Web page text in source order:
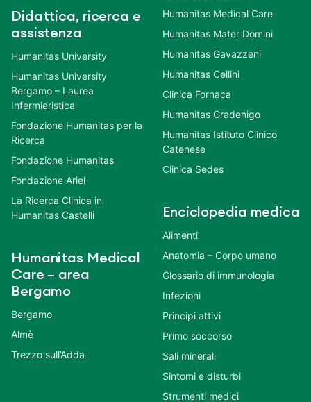
Didattica, ricerca e
assistenza
Humanitas University
Humanitas University
Bergamo – Laurea
Infermieristica
Fondazione Humanitas per la
Ricerca
Fondazione Humanitas
Fondazione Ariel
La Ricerca Clinica in
Humanitas Castelli
Humanitas Medical
Care – area
Bergamo
Bergamo
Almè
Trezzo sull’Adda
Humanitas Medical Care
Humanitas Mater Domini
Humanitas Gavazzeni
Humanitas Cellini
Clinica Fornaca
Humanitas Gradenigo
Humanitas Istituto Clinico
Catenese
Clinica Sedes
Enciclopedia medica
Alimenti
Anatomia – Corpo umano
Glossario di immunologia
Infezioni
Principi attivi
Primo soccorso
Sali minerali
Sintomi e disturbi
Strumenti medici